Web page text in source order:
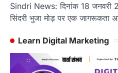
Sindri News: दिनांक 18 जनवरी
सिंदरी भुजा मोड़ पर एक जागरूकता
Learn Digital Marketing